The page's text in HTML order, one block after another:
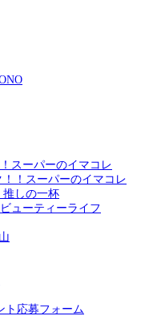
スーパーのイマコレ
！スーパーのイマコレ
推しの一杯
ューティーライフ
ト応募フォーム